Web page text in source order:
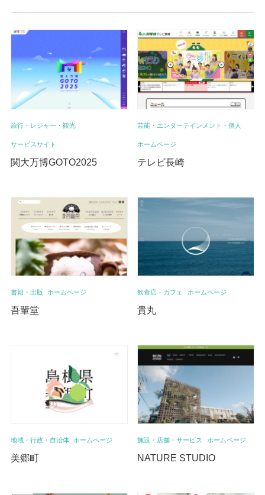
旅行・レジャー・観光
サービスサイト
関大万博GOTO2025
芸能・エンターテインメント・個人
ホームページ
テレビ長崎
書籍・出版 ホームページ
吾輩堂
飲食店・カフェ ホームページ
貴丸
地域・行政・自治体 ホームページ
美郷町
施設・店舗・サービス ホームページ
NATURE STUDIO